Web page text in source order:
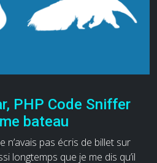
PHP Code Sniffer
bateau
n’avais pas écris de billet sur
longtemps que je me dis qu’il